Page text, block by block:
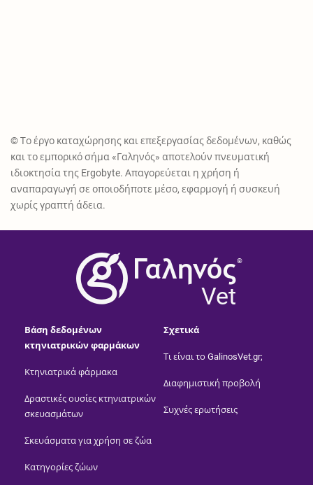
© Το έργο καταχώρησης και επεξεργασίας δεδομένων, καθώς
και το εμπορικό σήμα «Γαληνός» αποτελούν πνευματική
ιδιοκτησία της Ergobyte. Απαγορεύεται η χρήση ή
αναπαραγωγή σε οποιοδήποτε μέσο, εφαρμογή ή συσκευή
χωρίς γραπτή άδεια.
®
Vet
Βάση δεδομένων
κτηνιατρικών φαρμάκων
Κτηνιατρικά φάρμακα
Δραστικές ουσίες κτηνιατρικών
σκευασμάτων
Σκευάσματα για χρήση σε ζώα
Κατηγορίες ζώων
Σχετικά
Τι είναι το GalinosVet.gr;
Διαφημιστική προβολή
Συχνές ερωτήσεις